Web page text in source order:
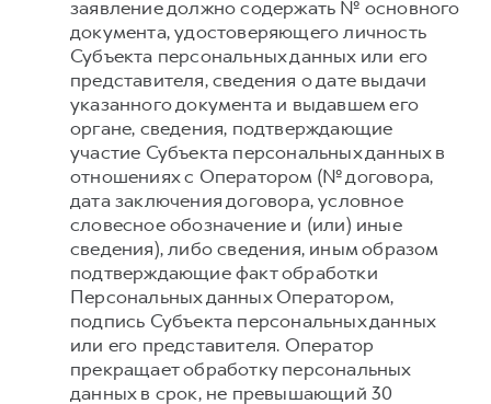
заявление должно содержать № основного
документа, удостоверяющего личность
Субъекта персональных данных или его
представителя, сведения о дате выдачи
указанного документа и выдавшем его
органе, сведения, подтверждающие
участие Субъекта персональных данных в
отношениях с Оператором (№ договора,
дата заключения договора, условное
словесное обозначение и (или) иные
сведения), либо сведения, иным образом
подтверждающие факт обработки
Персональных данных Оператором,
подпись Субъекта персональных данных
или его представителя. Оператор
прекращает обработку персональных
данных в срок, не превышающий 30